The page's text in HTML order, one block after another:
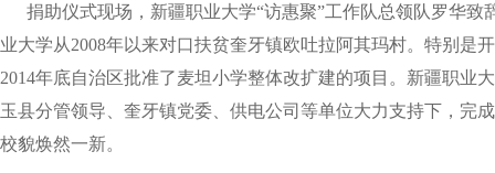
捐助仪式现场，新疆职业大学“访惠聚”工作队总领队罗华致
业大学从2008年以来对口扶贫奎牙镇欧吐拉阿其玛村。特别是
2014年底自治区批准了麦坦小学整体改扩建的项目。新疆职业
玉县分管领导、奎牙镇党委、供电公司等单位大力支持下，完
校貌焕然一新。